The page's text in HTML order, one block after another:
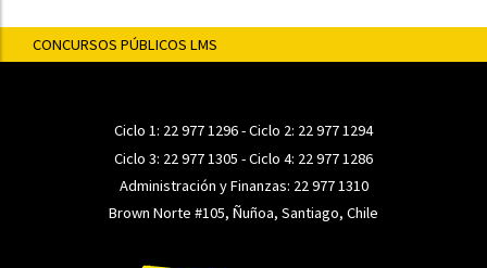
CONCURSOS PÚBLICOS LMS
Ciclo 1: 22 977 1296- Ciclo 2: 22 977 1294
Ciclo 3: 22 977 1305 - Ciclo 4: 22 977 1286
Administración y Finanzas: 22 977 1310
Brown Norte #105, Ñuñoa, Santiago, Chile